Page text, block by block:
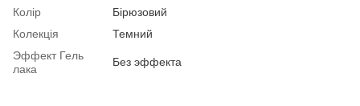
Колір
Бірюзовий
Колекція
Темний
Эффект Гель
лака
Без эффекта